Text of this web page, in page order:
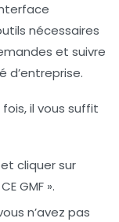
nécessaires
et suivre
d’entreprise.
il vous suffit
cliquer sur
GMF ».
n’avez pas